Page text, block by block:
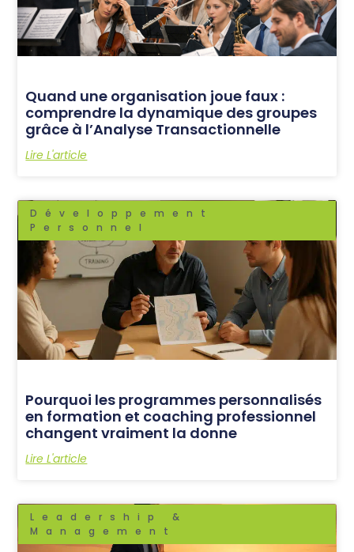
Quand une organisation joue faux :
comprendre la dynamique des groupes
grâce à l’Analyse Transactionnelle
Lire L'article
Développement
Personnel
Pourquoi les programmes personnalisés
en formation et coaching professionnel
changent vraiment la donne
Lire L'article
Leadership &
Management